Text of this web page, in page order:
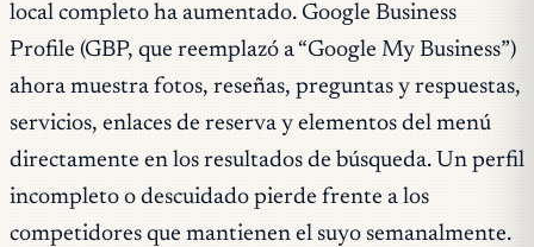
local completo ha aumentado. Google Business
Profile (GBP, que reemplazó a “Google My Business”)
ahora muestra fotos, reseñas, preguntas y respuestas,
servicios, enlaces de reserva y elementos del menú
directamente en los resultados de búsqueda. Un perfil
incompleto o descuidado pierde frente a los
competidores que mantienen el suyo semanalmente.